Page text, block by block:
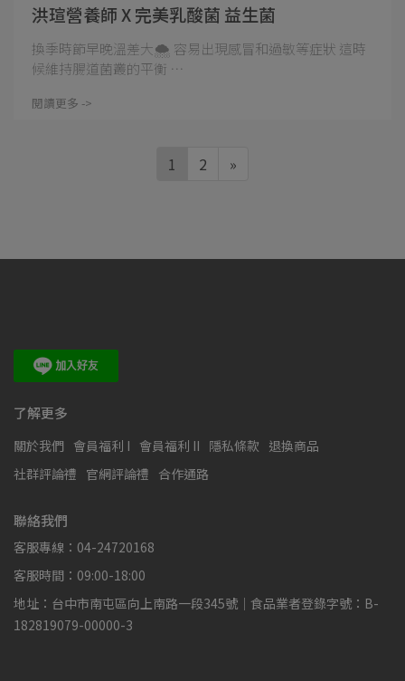
洪瑄營養師 X 完美乳酸菌 益生菌
換季時節早晚溫差大🌨️ 容易出現感冒和過敏等症狀 這時
候維持腸道菌叢的平衡 ⋯
閱讀更多 ->
1 2 »
了解更多
關於我們 會員福利 I 會員福利 II 隱私條款 退換商品
社群評論禮 官網評論禮 合作通路
聯絡我們
客服專線：04-24720168
客服時間：09:00-18:00
地址：台中市南屯區向上南路一段345號｜食品業者登錄字號：B-
182819079-00000-3